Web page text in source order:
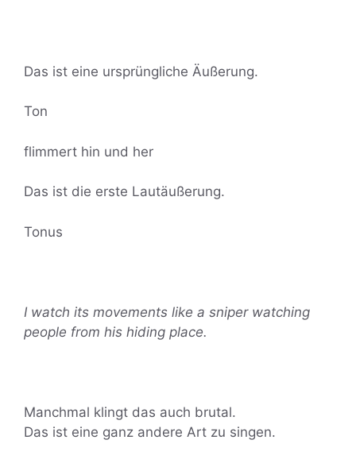
Das ist eine ursprüngliche Äußerung.
Ton
flimmert hin und her
Das ist die erste Lautäußerung.
Tonus
I watch its movements like a sniper watching
people from his hiding place.
Manchmal klingt das auch brutal.
Das ist eine ganz andere Art zu singen.